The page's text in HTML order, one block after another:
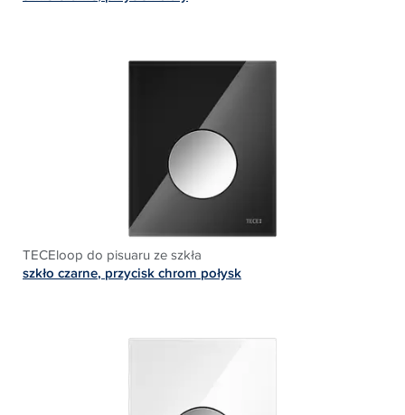
TECEloop do pisuaru ze szkła
szkło czarne, przycisk chrom połysk